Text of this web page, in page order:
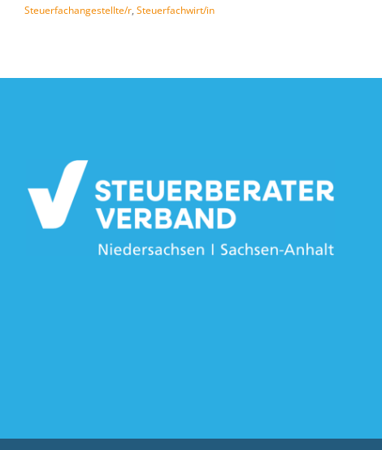
Steuerfachangestellte/r, Steuerfachwirt/in